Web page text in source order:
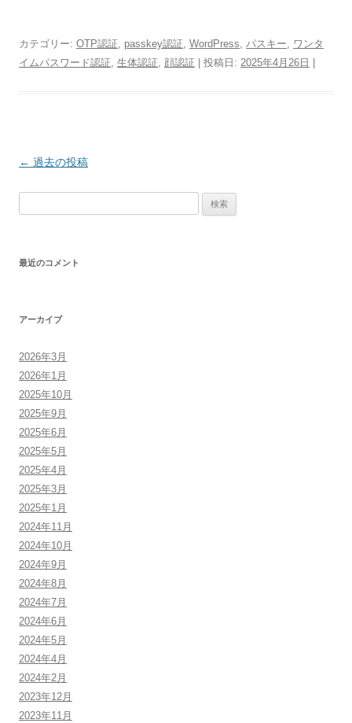
カテゴリー: OTP認証, passkey認証, WordPress, パスキー, ワンタ
イムパスワード認証, 生体認証, 顔認証 | 投稿日: 2025年4月26日
投
ョ
← 過去の投稿
最近のコメント
アーカイブ
2026年3月
2026年1月
2025年10月
2025年9月
2025年6月
2025年5月
2025年4月
2025年3月
2025年1月
2024年11月
2024年10月
2024年9月
2024年8月
2024年7月
2024年6月
2024年5月
2024年4月
2024年2月
2023年12月
2023年11月